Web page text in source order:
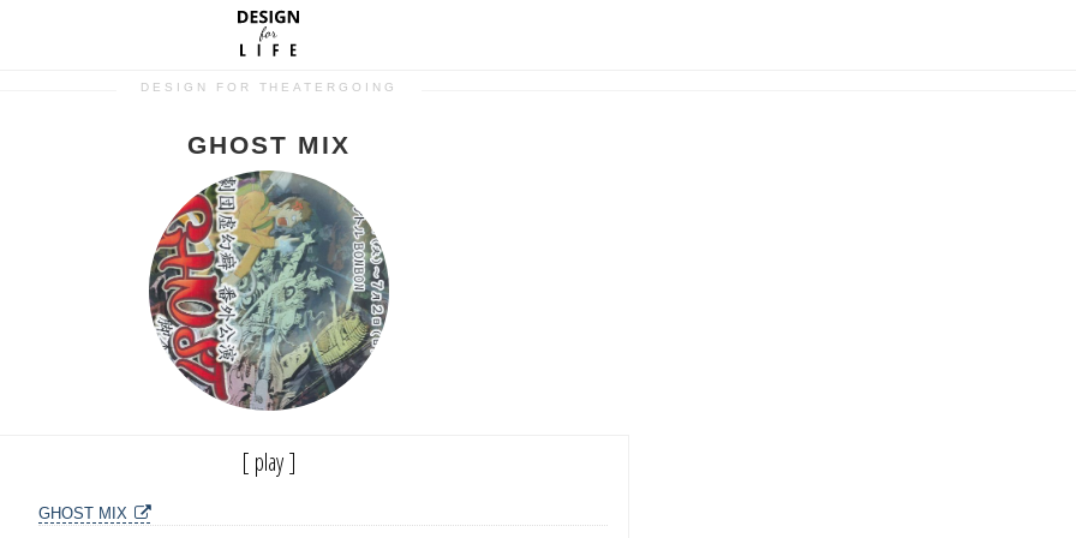
DESIGN FOR THEATERGOING
GHOST MIX
[ play ]
GHOST MIX